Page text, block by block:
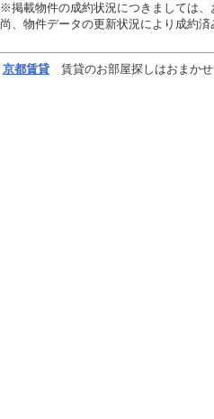
※掲載物件の成約状況につきましては、
尚、物件データの更新状況により成約
京都賃貸 賃貸のお部屋探しはおまかせ